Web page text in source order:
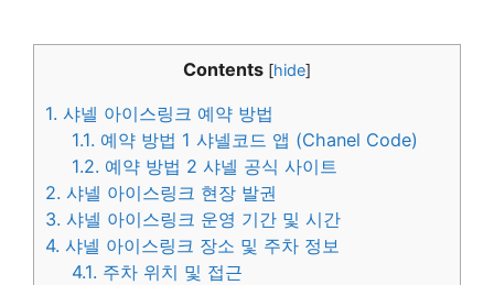
Contents [hide]
1. 샤넬 아이스링크 예약 방법
1.1. 예약 방법 1 샤넬코드 앱 (Chanel Code)
1.2. 예약 방법 2 샤넬 공식 사이트
2. 샤넬 아이스링크 현장 발권
3. 샤넬 아이스링크 운영 기간 및 시간
4. 샤넬 아이스링크 장소 및 주차 정보
4.1. 주차 위치 및 접근